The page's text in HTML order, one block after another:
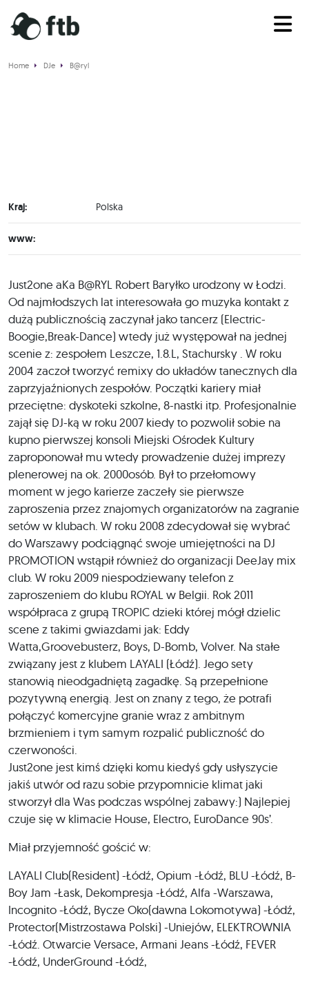
Home DJe B@ryl
Kraj: Polska
www:
Just2one aKa B@RYL Robert Baryłko urodzony w Łodzi.
Od najmłodszych lat interesowała go muzyka kontakt z
dużą publicznością zaczynał jako tancerz (Electric-
Boogie,Break-Dance) wtedy już występował na jednej
scenie z: zespołem Leszcze, 1.8.L, Stachursky . W roku
2004 zaczoł tworzyć remixy do układów tanecznych dla
zaprzyjaźnionych zespołów. Początki kariery miał
przeciętne: dyskoteki szkolne, 8-nastki itp. Profesjonalnie
zajął się DJ-ką w roku 2007 kiedy to pozwolił sobie na
kupno pierwszej konsoli Miejski Ośrodek Kultury
zaproponował mu wtedy prowadzenie dużej imprezy
plenerowej na ok. 2000osób. Był to przełomowy
moment w jego karierze zaczeły sie pierwsze
zaproszenia przez znajomych organizatorów na zagranie
setów w klubach. W roku 2008 zdecydował się wybrać
do Warszawy podciągnąć swoje umiejętności na DJ
PROMOTION wstąpił również do organizacji DeeJay mix
club. W roku 2009 niespodziewany telefon z
zaproszeniem do klubu ROYAL w Belgii. Rok 2011
współpraca z grupą TROPIC dzieki której mógł dzielic
scene z takimi gwiazdami jak: Eddy
Watta,Groovebusterz, Boys, D-Bomb, Volver. Na stałe
związany jest z klubem LAYALI (Łódź). Jego sety
stanowią nieodgadniętą zagadkę. Są przepełnione
pozytywną energią. Jest on znany z tego, że potrafi
połączyć komercyjne granie wraz z ambitnym
brzmieniem i tym samym rozpalić publiczność do
czerwoności.
Just2one jest kimś dzięki komu kiedyś gdy usłyszycie
jakiś utwór od razu sobie przypomnicie klimat jaki
stworzył dla Was podczas wspólnej zabawy:) Najlepiej
czuje się w klimacie House, Electro, EuroDance 90s’.
Miał przyjemność gościć w:
LAYALI Club(Resident) -Łódź, Opium -Łódź, BLU -Łódź, B-
Boy Jam -Łask, Dekompresja -Łódź, Alfa -Warszawa,
Incognito -Łódź, Bycze Oko(dawna Lokomotywa) -Łódź,
Protector(Mistrzostawa Polski) -Uniejów, ELEKTROWNIA
-Łódź. Otwarcie Versace, Armani Jeans -Łódź, FEVER
-Łódź, UnderGround -Łódź,